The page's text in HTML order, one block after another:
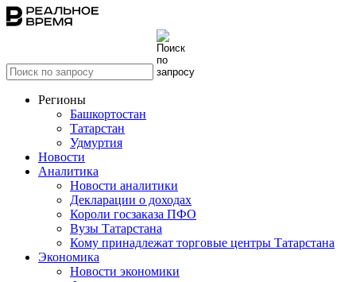
Регионы
Башкортостан
Татарстан
Удмуртия
Новости
Аналитика
Новости аналитики
Декларации о доходах
Короли госзаказа ПФО
Вузы Татарстана
Кому принадлежат торговые центры Татарстана
Экономика
Новости экономики